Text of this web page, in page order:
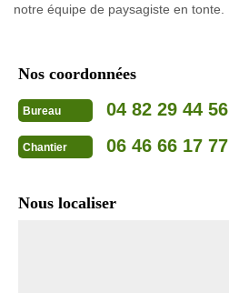
notre équipe de paysagiste en tonte.
Nos coordonnées
Bureau 04 82 29 44 56
Chantier 06 46 66 17 77
Nous localiser